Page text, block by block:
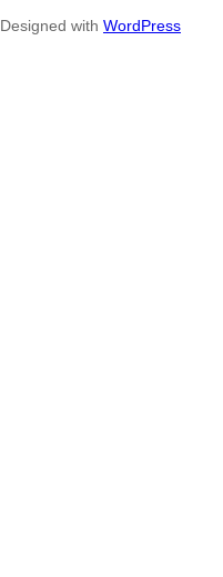
Designed with WordPress